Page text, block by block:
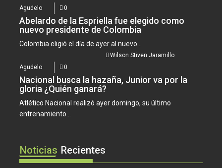
Agudelo
0
Abelardo de la Espriella fue elegido como
nuevo presidente de Colombia
Colombia eligió el día de ayer al nuevo...
Wilson Stiven Jaramillo
Agudelo
0
Nacional busca la hazaña, Junior va por la
gloria ¿Quién ganará?
Atlético Nacional realizó ayer domingo, su último
entrenamiento...
Noticias Recientes